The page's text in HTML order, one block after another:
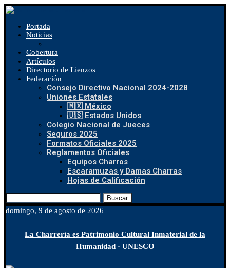
Portada
Noticias
Cobertura
Artículos
Directorio de Lienzos
Federación
Consejo Directivo Nacional 2024-2028
Uniones Estatales
🇲🇽 México
🇺🇸 Estados Unidos
Colegio Nacional de Jueces
Seguros 2025
Formatos Oficiales 2025
Reglamentos Oficiales
Equipos Charros
Escaramuzas y Damas Charras
Hojas de Calificación
Buscar
domingo, 9 de agosto de 2026
La Charrería es Patrimonio Cultural Inmaterial de la
Humanidad · UNESCO